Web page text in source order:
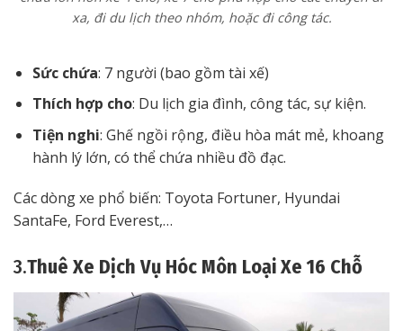
xa, đi du lịch theo nhóm, hoặc đi công tác.
Sức chứa: 7 người (bao gồm tài xế)
Thích hợp cho: Du lịch gia đình, công tác, sự kiện.
Tiện nghi: Ghế ngồi rộng, điều hòa mát mẻ, khoang
hành lý lớn, có thể chứa nhiều đồ đạc.
Các dòng xe phổ biến: Toyota Fortuner, Hyundai
SantaFe, Ford Everest,…
3.Thuê Xe Dịch Vụ Hóc Môn Loại Xe 16 Chỗ